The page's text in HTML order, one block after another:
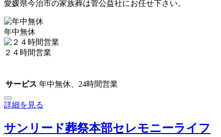
愛媛県今治市の家族葬は菅公益社にお任せ下さい。
年中無休
２４時間営業
サービス 年中無休、24時間営業
詳細を見る
サンリード葬祭本部セレモニーライフ